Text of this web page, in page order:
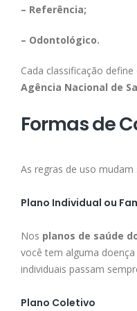
– Referência;
– Odontológico.
Cada classificação
Agência Nacional de
Formas de
As regras de uso
Plano Individual ou
Nos planos de saúde
você tem alguma
individuais passam
Plano Coletivo